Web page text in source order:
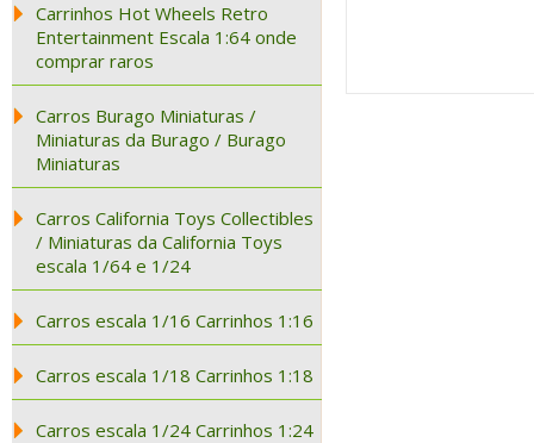
Carrinhos Hot Wheels Retro
Entertainment Escala 1:64 onde
comprar raros
Carros Burago Miniaturas /
Miniaturas da Burago / Burago
Miniaturas
Carros California Toys Collectibles
/ Miniaturas da California Toys
escala 1/64 e 1/24
Carros escala 1/16 Carrinhos 1:16
Carros escala 1/18 Carrinhos 1:18
Carros escala 1/24 Carrinhos 1:24